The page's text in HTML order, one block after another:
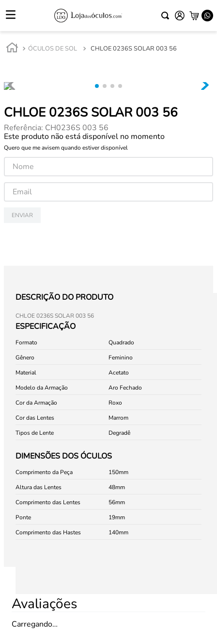
ÓCULOS DE SOL CHLOE 0236S SOLAR 003 56
CHLOE 0236S SOLAR 003 56
Referência: CH0236S 003 56
Este produto não está disponível no momento
Quero que me avisem quando estiver disponível
ENVIAR
DESCRIÇÃO DO PRODUTO
CHLOE 0236S SOLAR 003 56
ESPECIFICAÇÃO
Formato
Quadrado
Gênero
Feminino
Material
Acetato
Modelo da Armação
Aro Fechado
Cor da Armação
Roxo
Cor das Lentes
Marrom
Tipos de Lente
Degradê
DIMENSÕES DOS ÓCULOS
Comprimento da Peça
150
Altura das Lentes
48
Comprimento das Lentes
56
Ponte
19
Comprimento das Hastes
140
Avaliações
Carregando…